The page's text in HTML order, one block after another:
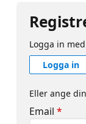
Logga in
Logga in
Eller ange
Email *